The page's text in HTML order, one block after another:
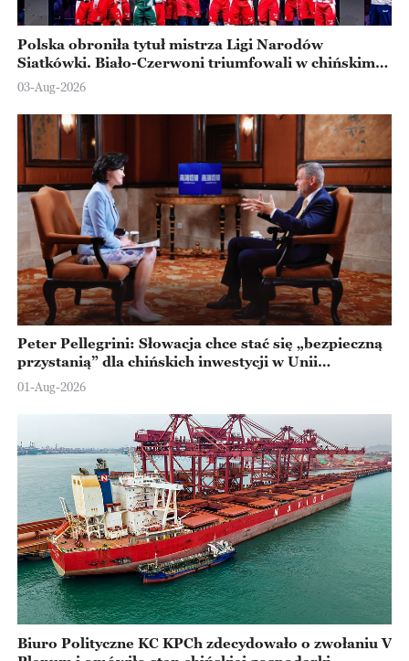
Polska obroniła tytuł mistrza Ligi Narodów
Siatkówki. Biało-Czerwoni triumfowali w chińskim
Ningbo
03-Aug-2026
Peter Pellegrini: Słowacja chce stać się „bezpieczną
przystanią” dla chińskich inwestycji w Unii
Europejskiej
01-Aug-2026
Biuro Polityczne KC KPCh zdecydowało o zwołaniu V